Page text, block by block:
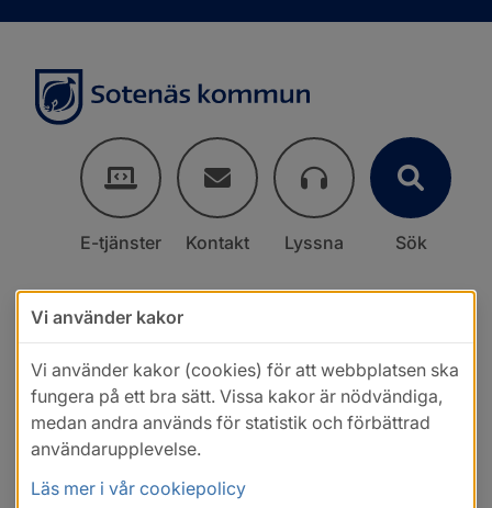
E-tjänster Kontakt Lyssna Sök
Vi använder kakor
Vi använder kakor (cookies) för att webbplatsen ska
fungera på ett bra sätt. Vissa kakor är nödvändiga,
medan andra används för statistik och förbättrad
användarupplevelse.
Läs mer i vår cookiepolicy